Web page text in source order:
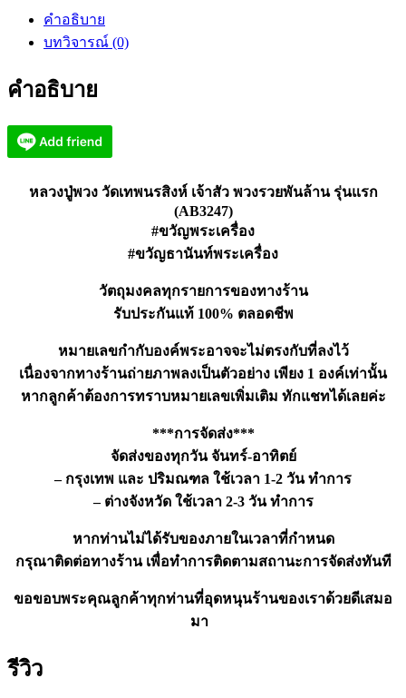
เจ้า
พวง
คำอธิบาย
บทวิจารณ์ (0)
คำอธิบาย
หลวงปู่พวง วัดเทพนรสิงห์ เจ้าสัว พวงรวยพันล้าน รุ่นแรก
(AB3247)
#ขวัญพระเครื่อง
#ขวัญธานันท์พระเครื่อง
วัตถุมงคลทุกรายการของทางร้าน
รับประกันแท้ 100% ตลอดชีพ
หมายเลขกำกับองค์พระอาจจะไม่ตรงกับที่ลงไว้
เนื่องจากทางร้านถ่ายภาพลงเป็นตัวอย่าง เพียง 1 องค์เท่านั้น
หากลูกค้าต้องการทราบหมายเลขเพิ่มเติม ทักแชทได้เลยค่ะ
***การจัดส่ง***
จัดส่งของทุกวัน จันทร์-อาทิตย์
– กรุงเทพ และ ปริมณฑล ใช้เวลา 1-2 วัน ทำการ
– ต่างจังหวัด ใช้เวลา 2-3 วัน ทำการ
หากท่านไม่ได้รับของภายในเวลาที่กำหนด
กรุณาติดต่อทางร้าน เพื่อทำการติดตามสถานะการจัดส่งทันที
ขอขอบพระคุณลูกค้าทุกท่านที่อุดหนุนร้านของเราด้วยดีเสมอ
มา
รีวิว